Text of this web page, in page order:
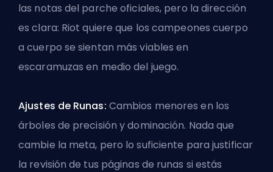
las notas del parche oficiales, pero la dirección
es clara: Riot quiere que los campeones cuerpo
a cuerpo se sientan más viables en
escaramuzas en medio del juego.
Ajustes de Runas: Cambios menores en los
árboles de precisión y dominación. Nada que
cambie la meta, pero lo suficiente para justificar
la revisión de tus páginas de runas si estás